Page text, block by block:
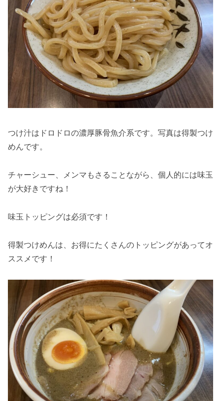
つけ汁はドロドロの濃厚豚骨魚介系です。写真は得製つけ
めんです。
チャーシュー、メンマもさることながら、個人的には味玉
が大好きですね！
味玉トッピングは必須です！
得製つけめんは、お得にたくさんのトッピングがあってオ
ススメです！